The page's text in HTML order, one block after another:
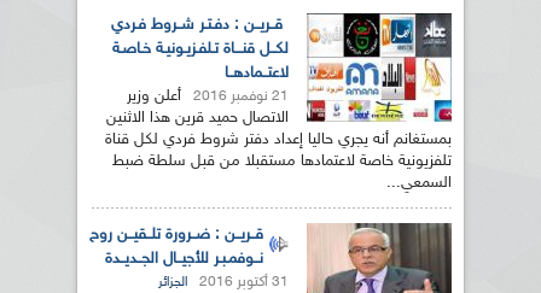
قــريــن : دفـتـر شــروط فـردي
لكــل قنـــاة تـلفـزيـونيـة خـاصـة
لاعتــمادهــا
21 نوفمبر 2016
أعلن وزير
الاتصال حميد قرين هذا الاثنين
بمستغانم أنه يجري حاليا إعداد دفتر شروط فردي لكل قناة
تلفزيونية خاصة لاعتمادها مستقبلا من قبل سلطة ضبط
السمعي...
قــريــن : ضــرورة تلــقيــن روح
نــوفمـبـر للأجيــال الجــديــدة
31 أكتوبر 2016 الجزائر